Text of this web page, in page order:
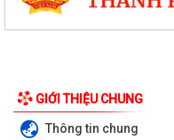
GIỚI THIỆU CHUNG
Thông tin chung